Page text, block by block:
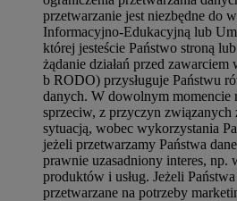
przetwarzanie jest niezbędne do
Informacyjno-Edukacyjną lub
której jesteście Państwo stroną
żądanie działań przed
b RODO) przysługuje Państwu
danych. W dowolnym momencie
sprzeciw, z przyczyn związanych
sytuacją, wobec wykorzystania
jeżeli przetwarzamy Państwa
prawnie uzasadniony interes, np.
produktów i usług. Jeżeli
przetwarzane na potrzeby